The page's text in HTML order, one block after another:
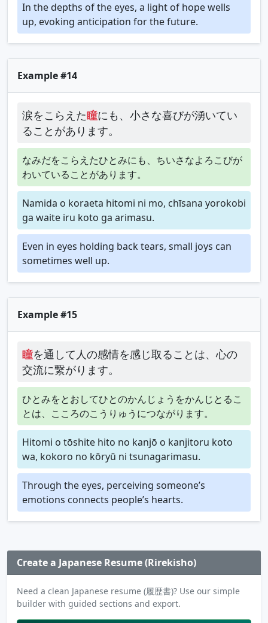
In the depths of the eyes, a light of hope wells
up, evoking anticipation for the future.
Example #14
涙をこらえた瞳にも、小さな喜びが湧いてい
ることがあります。
なみだをこらえたひとみにも、ちいさなよろこびが
わいていることがあります。
Namida o koraeta hitomi ni mo, chīsana yorokobi
ga waite iru koto ga arimasu.
Even in eyes holding back tears, small joys can
sometimes well up.
Example #15
瞳を通して人の感情を感じ取ることは、心の
交流に繋がります。
ひとみをとおしてひとのかんじょうをかんじとるこ
とは、こころのこうりゅうにつながります。
Hitomi o tōshite hito no kanjō o kanjitoru koto
wa, kokoro no kōryū ni tsunagarimasu.
Through the eyes, perceiving someone’s
emotions connects people’s hearts.
Create a Japanese Resume (Rirekisho)
Need a clean Japanese resume (履歴書)? Use our simple
builder with guided sections and export.